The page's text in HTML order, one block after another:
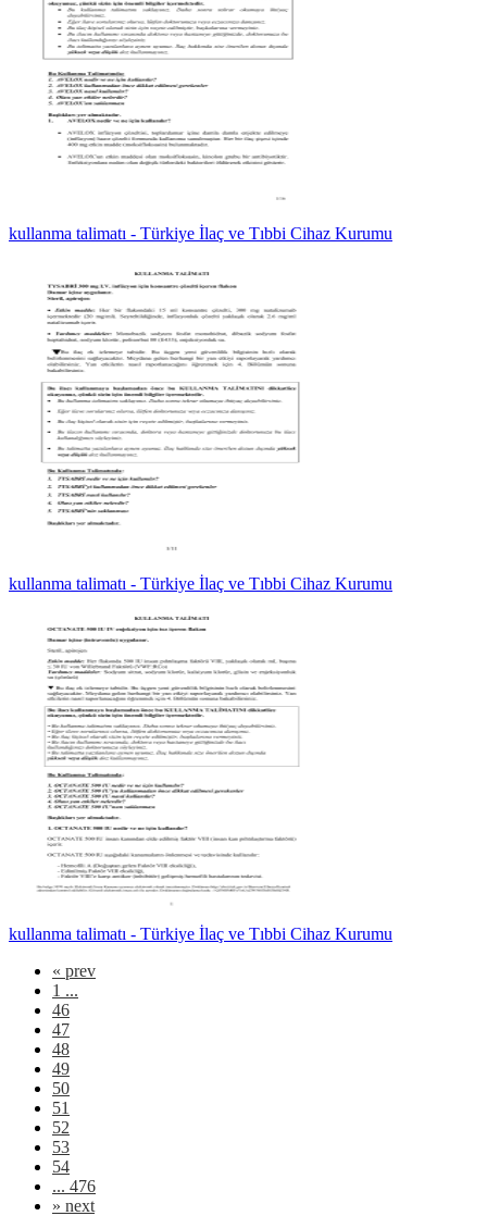
kullanma talimatı - Türkiye İlaç ve Tıbbi Cihaz Kurumu
kullanma talimatı - Türkiye İlaç ve Tıbbi Cihaz Kurumu
kullanma talimatı - Türkiye İlaç ve Tıbbi Cihaz Kurumu
« prev
1 ...
46
47
48
49
50
51
52
53
54
... 476
» next